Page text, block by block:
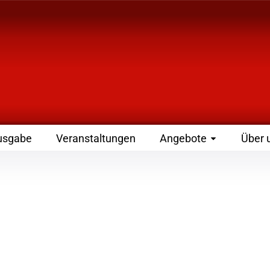
Zeitschrift für Leute
Veranstaltungen Angebote Über